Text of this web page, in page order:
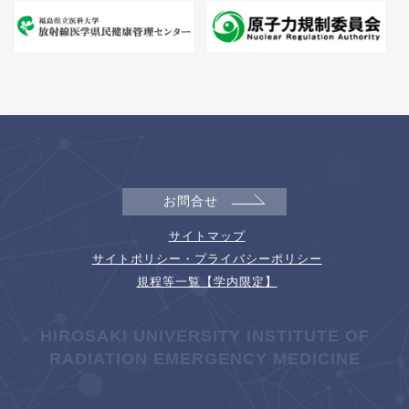
お問合せ
サイトマップ
サイトポリシー・プライバシーポリシー
規程等一覧【学内限定】
HIROSAKI UNIVERSITY INSTITUTE OF
RADIATION EMERGENCY MEDICINE